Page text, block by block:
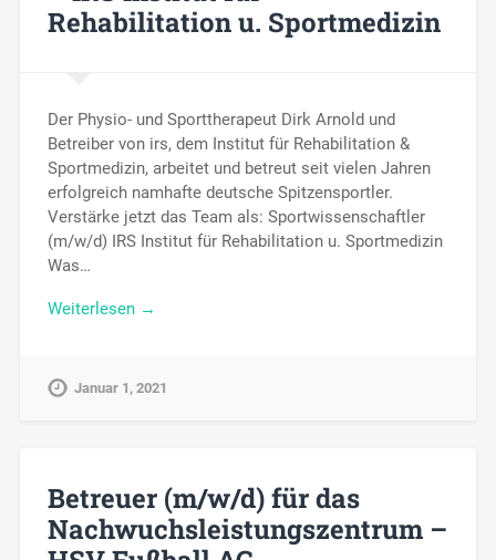
Rehabilitation u. Sportmedizin
Der Physio- und Sporttherapeut Dirk Arnold und
Betreiber von irs, dem Institut für Rehabilitation &
Sportmedizin, arbeitet und betreut seit vielen Jahren
erfolgreich namhafte deutsche Spitzensportler.
Verstärke jetzt das Team als: Sportwissenschaftler
(m/w/d) IRS Institut für Rehabilitation u. Sportmedizin
Was…
Weiterlesen →
Januar 1, 2021
Betreuer (m/w/d) für das
Nachwuchsleistungszentrum –